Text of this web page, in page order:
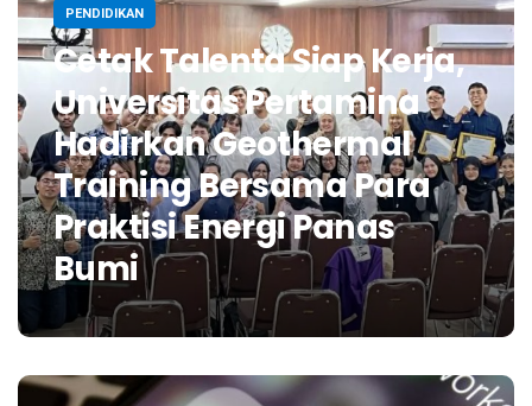
PENDIDIKAN
Cetak Talenta Siap Kerja,
Universitas Pertamina
Hadirkan Geothermal
Training Bersama Para
Praktisi Energi Panas
Bumi